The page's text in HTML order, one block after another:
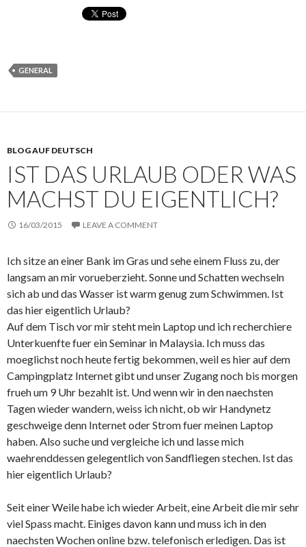
GENERAL
BLOG AUF DEUTSCH
IST DAS URLAUB ODER WAS
MACHST DU EIGENTLICH?
16/03/2015 LEAVE A COMMENT
Ich sitze an einer Bank im Gras und sehe einem Fluss zu, der
langsam an mir vorueberzieht. Sonne und Schatten wechseln
sich ab und das Wasser ist warm genug zum Schwimmen. Ist
das hier eigentlich Urlaub?
Auf dem Tisch vor mir steht mein Laptop und ich recherchiere
Unterkuenfte fuer ein Seminar in Malaysia. Ich muss das
moeglichst noch heute fertig bekommen, weil es hier auf dem
Campingplatz Internet gibt und unser Zugang noch bis morgen
frueh um 9 Uhr bezahlt ist. Und wenn wir in den naechsten
Tagen wieder wandern, weiss ich nicht, ob wir Handynetz
geschweige denn Internet oder Strom fuer meinen Laptop
haben. Also suche und vergleiche ich und lasse mich
waehrenddessen gelegentlich von Sandfliegen stechen. Ist das
hier eigentlich Urlaub?
Seit einer Weile habe ich wieder Arbeit, eine Arbeit die mir sehr
viel Spass macht. Einiges davon kann und muss ich in den
naechsten Wochen online bzw. telefonisch erledigen. Das ist